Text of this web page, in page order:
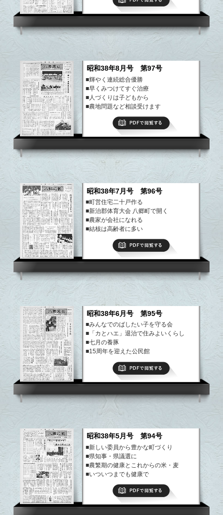
昭和38年8月号 第97号
■輝やく連続総合優勝
■早くみつけてすぐ治療
■人づくりは子どもから
■農地問題など相談受けます
PDFで閲覧する
昭和38年7月号 第96号
■町営住宅二十戸作る
■新治郡体育大会 八郷町で開く
■農家が会社になれる
■結核は高齢者に多い
昭和38年6月号 第95号
■みんなでのばしたい子を守る会
■「カとハエ」退治で住みよいくらし
■七月の養豚
■15周年を迎えた公民館
■農地信託制度生まれる
昭和38年5月号 第94号
■新しい委員から豊かな町づくり
■県知事・県議選に
■農繁期の健康とこれからの米・麦
■いついつまでも健康で
■青少年への愛情が悪から青少年を救う
PDFで閲覧する